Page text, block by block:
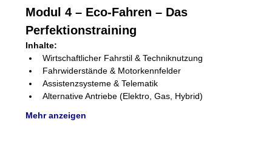
Modul 4 – Eco-Fahren – Das
Perfektionstraining
Inhalte:
Wirtschaftlicher Fahrstil & Techniknutzung
Fahrwiderstände & Motorkennfelder
Assistenzsysteme & Telematik
Alternative Antriebe (Elektro, Gas, Hybrid)
Mehr anzeigen